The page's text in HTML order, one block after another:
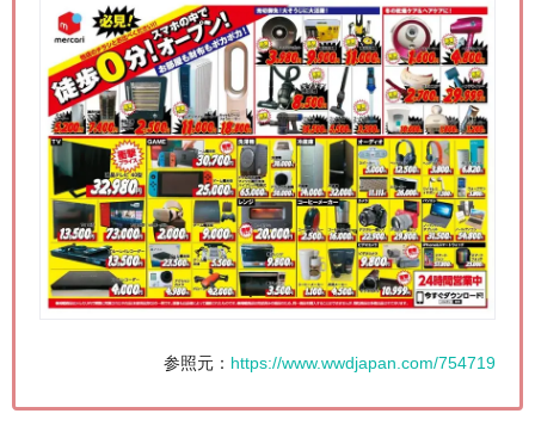
参照元： https://www.wwdjapan.com/754719